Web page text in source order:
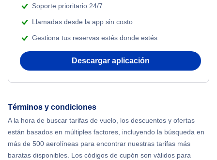
Flights from Nueva York to Mumbai
Flights from Shanghai to Nueva York
Flights from Nueva York to Seúl
Soporte prioritario 24/7
Llamadas desde la app sin costo
Gestiona tus reservas estés donde estés
Descargar aplicación
Términos y condiciones
A la hora de buscar tarifas de vuelo, los descuentos y ofertas
están basados en múltiples factores, incluyendo la búsqueda en
más de 500 aerolíneas para encontrar nuestras tarifas más
baratas disponibles. Los códigos de cupón son válidos para